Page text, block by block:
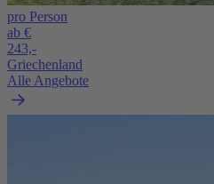
pro Person
ab €
243,-
Griechenland
Alle Angebote